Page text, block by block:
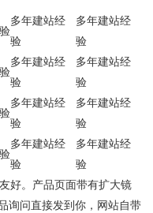
多年建站经
验
多年建站经
验
多年建站经
验
多年建站经
验
多年建站经
验
多年建站经
验
多年建站经
验
多年建站经
验
好。产品页面带有扩大镜
询问直接发到你，网站自带